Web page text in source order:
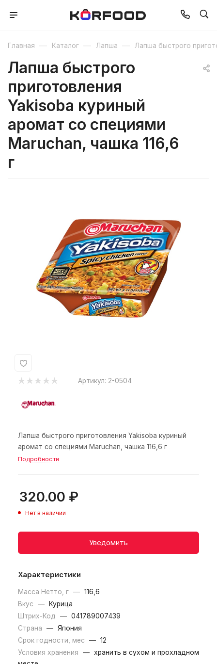
Главная — Каталог — Лапша — Лапша быстрого
Лапша быстрого
приготовления
Yakisoba куриный
аромат со специями
Maruchan, чашка 116,6
г
Артикул: 2-0504
Лапша быстрого приготовления Yakisoba куриный
аромат со специями Maruchan, чашка 116,6 г
Подробности
320.00 ₽
Нет в наличии
Уведомить
Характеристики
Масса Нетто, г — 116,6
Вкус
—
Курица
Штрих-Код
— 041789007439
Страна
— Япония
Срок годности, мес
— 12
Условия хранения
— хранить в сухом и прохладном